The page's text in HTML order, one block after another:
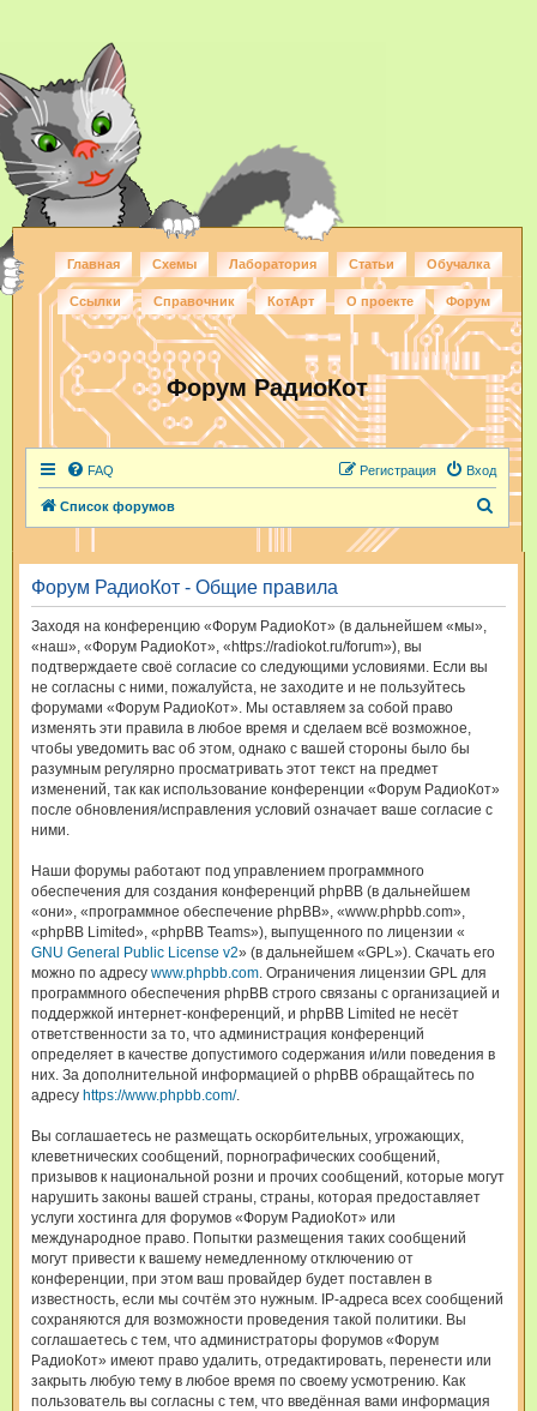
Главная Схемы Лаборатория Статьи Обучалка
Ссылки Справочник КотАрт О проекте Форум
Форум РадиоКот
FAQ Вход
Регистрация
Список форумов
и
Форум РадиоКот - Общие правила
Заходя на конференцию «Форум РадиоКот» (в дальнейшем «мы»,
«наш», «Форум РадиоКот», «https://radiokot.ru/forum»), вы
подтверждаете своё согласие со следующими условиями. Если вы
не согласны с ними, пожалуйста, не заходите и не пользуйтесь
форумами «Форум РадиоКот». Мы оставляем за собой право
изменять эти правила в любое время и сделаем всё возможное,
чтобы уведомить вас об этом, однако с вашей стороны было бы
разумным регулярно просматривать этот текст на предмет
изменений, так как использование конференции «Форум РадиоКот»
после обновления/исправления условий означает ваше согласие с
ними.
Наши форумы работают под управлением программного
обеспечения для создания конференций phpBB (в дальнейшем
«они», «программное обеспечение phpBB», «www.phpbb.com»,
«phpBB Limited», «phpBB Teams»), выпущенного по лицензии «
GNU General Public License v2» (в дальнейшем «GPL»). Скачать его
можно по адресу www.phpbb.com. Ограничения лицензии GPL для
программного обеспечения phpBB строго связаны с организацией и
поддержкой интернет-конференций, и phpBB Limited не несёт
ответственности за то, что администрация конференций
определяет в качестве допустимого содержания и/или поведения в
них. За дополнительной информацией о phpBB обращайтесь по
адресу https://www.phpbb.com/.
Вы соглашаетесь не размещать оскорбительных, угрожающих,
клеветнических сообщений, порнографических сообщений,
призывов к национальной розни и прочих сообщений, которые могут
нарушить законы вашей страны, страны, которая предоставляет
услуги хостинга для форумов «Форум РадиоКот» или
международное право. Попытки размещения таких сообщений
могут привести к вашему немедленному отключению от
конференции, при этом ваш провайдер будет поставлен в
известность, если мы сочтём это нужным. IP-адреса всех сообщений
сохраняются для возможности проведения такой политики. Вы
соглашаетесь с тем, что администраторы форумов «Форум
РадиоКот» имеют право удалить, отредактировать, перенести или
закрыть любую тему в любое время по своему усмотрению. Как
пользователь вы согласны с тем, что введённая вами информация